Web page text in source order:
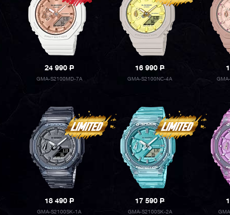
24 990P
GMA-S2100MD-7A
16 990P
GMA-S2100NC-4A
18 490P
GMA-S2100SK-1A
17 590P
GMA-S2100SK-2A